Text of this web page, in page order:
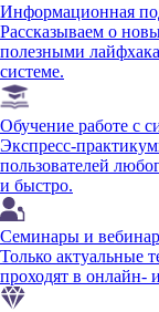
Информационная
Рассказываем о
полезными
системе.
Обучение работе с
Экспресс-
пользователей
и быстро.
Семинары и
Только актуальные
проходят в онлайн-